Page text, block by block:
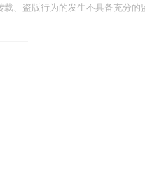
、盗版行为的发生不具备充分的